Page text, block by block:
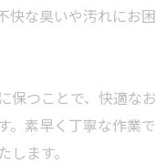
快な臭いや汚れにお
保つことで、快適な
。素早く丁寧な作業
ます。